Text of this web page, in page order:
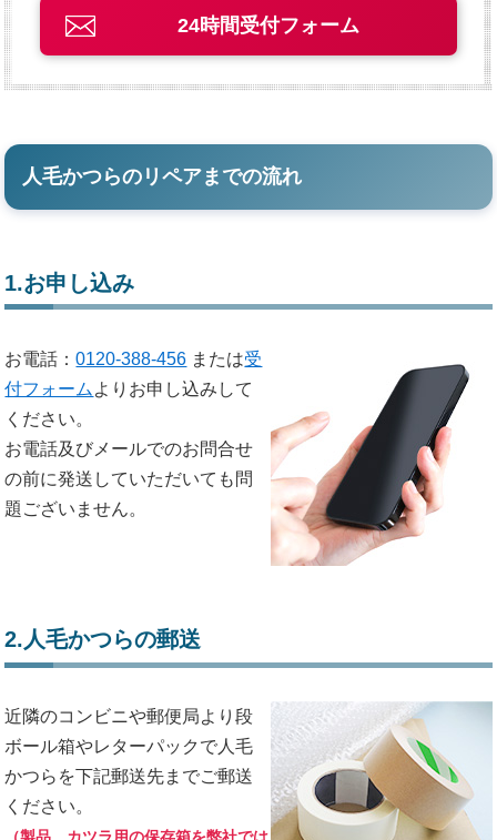
24時間受付フォーム
人毛かつらのリペアまでの流れ
1.お申し込み
お電話：0120-388-456 または受
付フォームよりお申し込みして
ください。
お電話及びメールでのお問合せ
の前に発送していただいても問
題ございません。
2.人毛かつらの郵送
近隣のコンビニや郵便局より段
ボール箱やレターパックで人毛
かつらを下記郵送先までご郵送
ください。